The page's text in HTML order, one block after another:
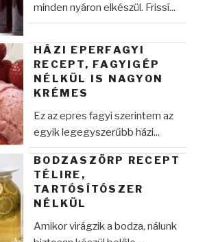
minden nyáron elkészül. Frissí...
HÁZI EPERFAGYI
RECEPT, FAGYIGÉP
NÉLKÜL IS NAGYON
KRÉMES
Ez az epres fagyi szerintem az
egyik legegyszerűbb házi...
BODZASZÖRP RECEPT
TÉLIRE,
TARTÓSÍTÓSZER
NÉLKÜL
Amikor virágzik a bodza, nálunk